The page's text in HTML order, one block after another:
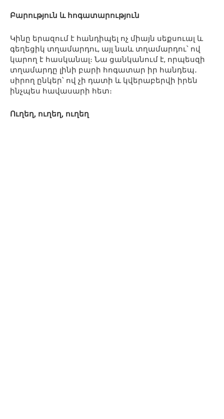
Բարություն և հոգատարություն
Կինը երազում է հանդիպել ոչ միայն սեքսուալ և
գեղեցիկ տղամարդու, այլ նաև տղամարդու՝ ով
կարող է հասկանալ։ Նա ցանկանում է, որպեսզի
տղամարդը լինի բարի հոգատար իր հանդեպ․
սիրող ընկեր՝ ով չի դատի և կվերաբերվի իրեն
ինչպես հավասարի հետ։
Ուղեղ, ուղեղ, ուղեղ